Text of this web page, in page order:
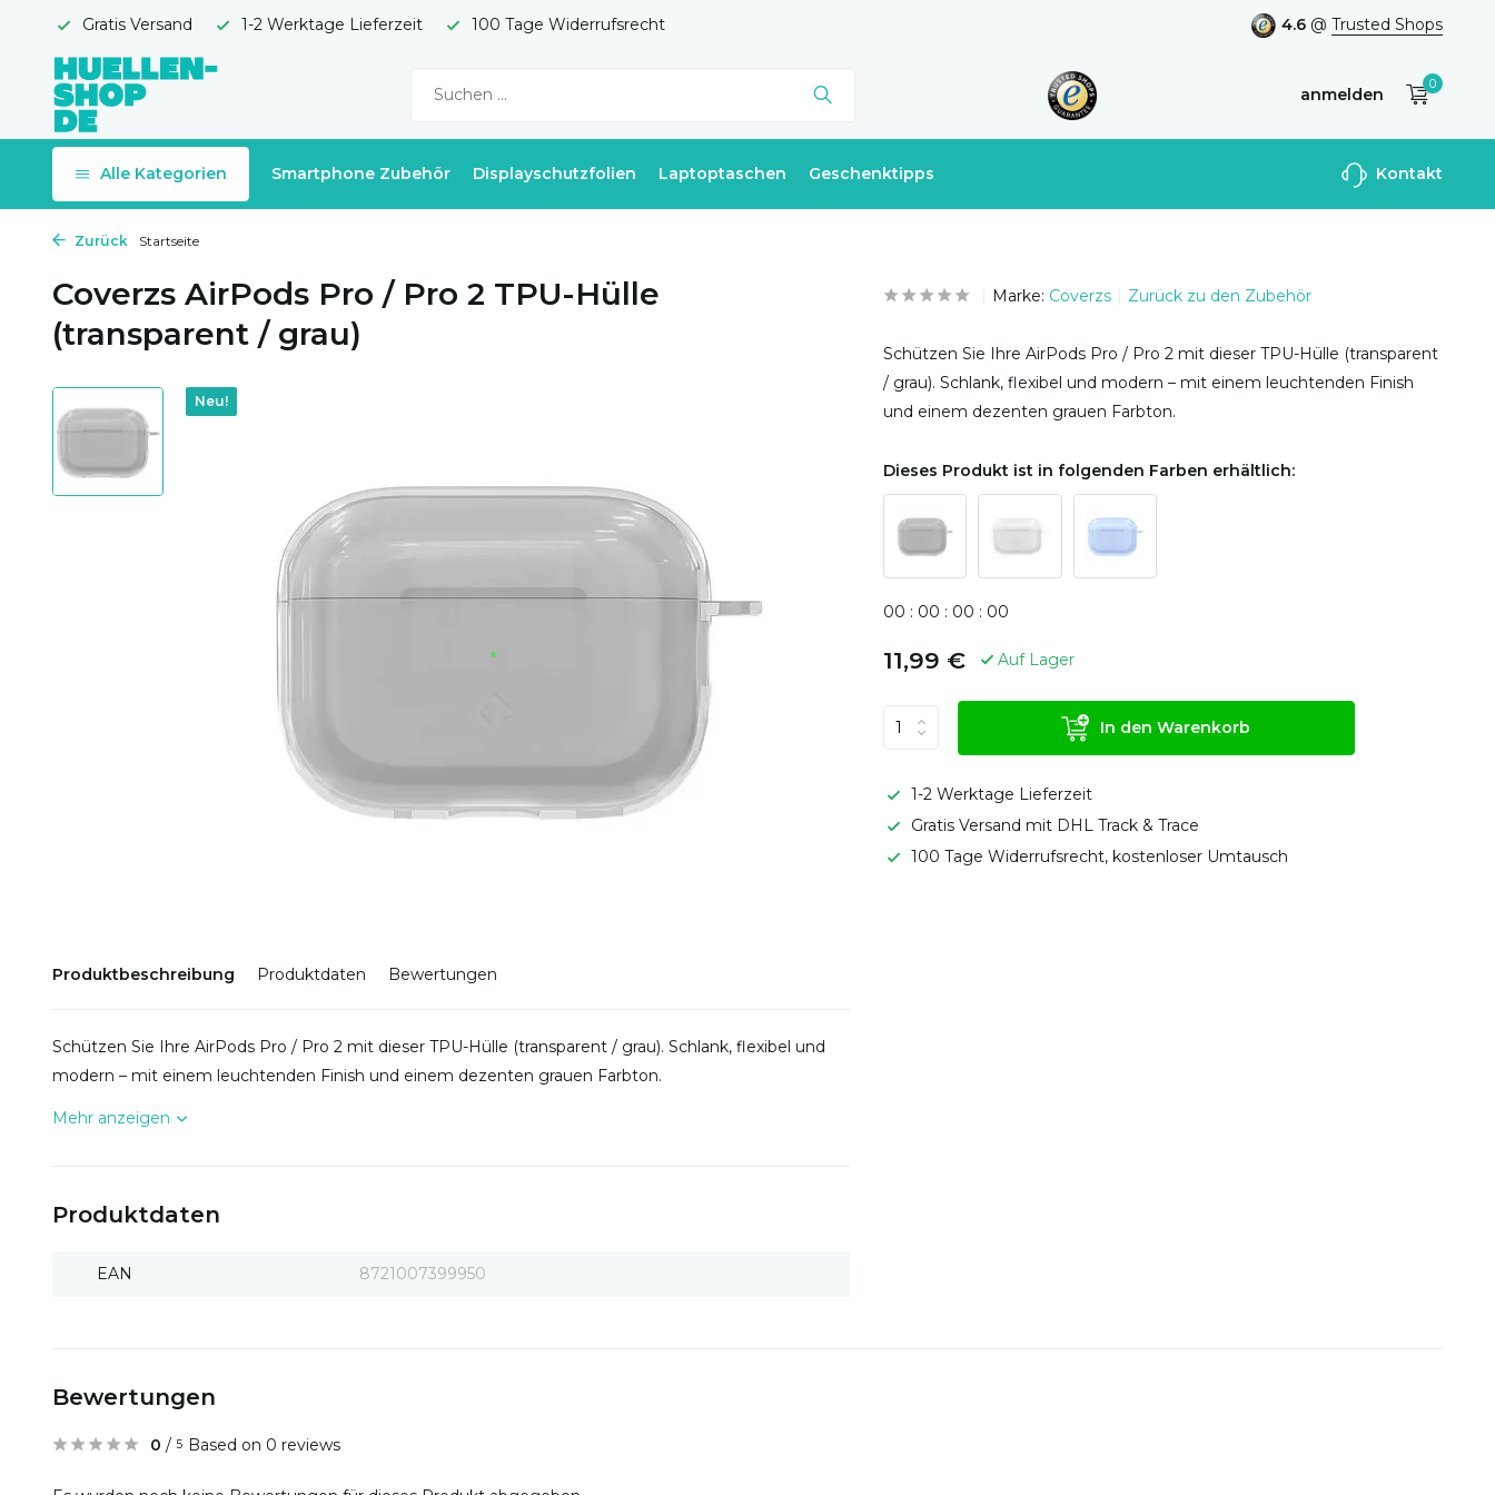
Gratis Versand 1-2 Werktage Lieferzeit 100 Tage Widerrufsrecht 4.6 @ Trusted Shops
anmelden
Benutzerkonto
0
Alle Kategorien Smartphone Zubehör Displayschutzfolien Laptoptaschen Geschenktipps Kontakt
Zurück Startseite
Coverzs AirPods Pro / Pro 2 TPU-Hülle
(transparent / grau)
Neu!
Produktbeschreibung Produktdaten Bewertungen
Schützen Sie Ihre AirPods Pro / Pro 2 mit dieser TPU-Hülle (transparent / grau). Schlank, flexibel und
modern – mit einem leuchtenden Finish und einem dezenten grauen Farbton.
Mehr anzeigen
Produktdaten
EAN 8721007399950
Marke: Coverzs Zurück zu den Zubehör
Schützen Sie Ihre AirPods Pro / Pro 2 mit dieser TPU-Hülle (transparent
/ grau). Schlank, flexibel und modern – mit einem leuchtenden Finish
und einem dezenten grauen Farbton.
Dieses Produkt ist in folgenden Farben erhältlich:
00 : 00 : 00 : 00
11,99 € Auf Lager
In den Warenkorb
1-2 Werktage Lieferzeit
Gratis Versand mit DHL Track & Trace
100 Tage Widerrufsrecht, kostenloser Umtausch
Bewertungen
0 / 5 Based on 0 reviews